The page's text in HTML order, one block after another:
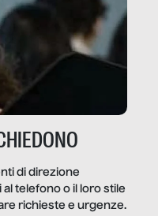
di direzione
telefono o il loro stile
richieste e urgenze.